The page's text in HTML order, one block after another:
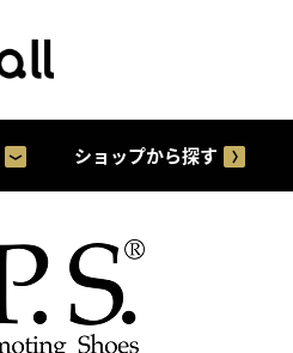
ショップから探す